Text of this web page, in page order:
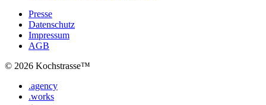
Presse
Datenschutz
Impressum
AGB
© 2026 Kochstrasse™
.agency
.works